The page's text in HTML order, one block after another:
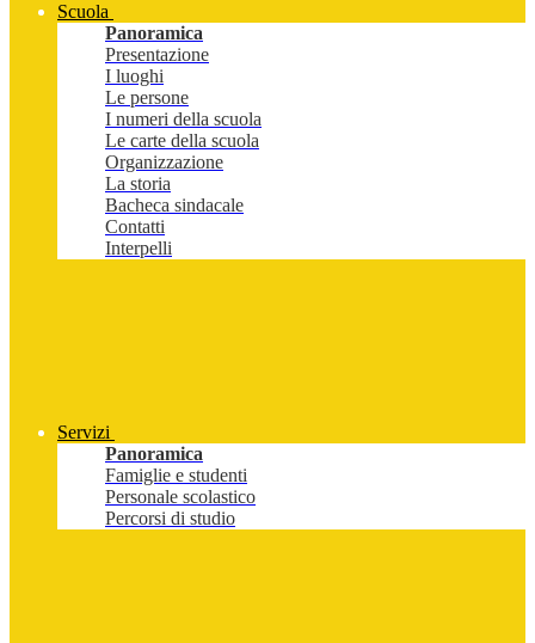
Scuola
Panoramica
Presentazione
I luoghi
Le persone
I numeri della scuola
Le carte della scuola
Organizzazione
La storia
Bacheca sindacale
Contatti
Interpelli
Servizi
Panoramica
Famiglie e studenti
Personale scolastico
Percorsi di studio